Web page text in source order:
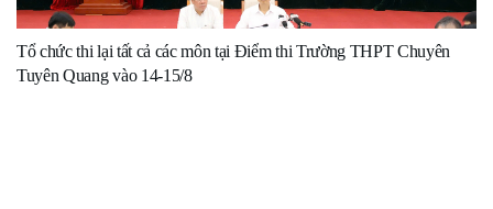
Tổ chức thi lại tất cả các môn tại Điểm thi Trường THPT Chuyên
Tuyên Quang vào 14-15/8